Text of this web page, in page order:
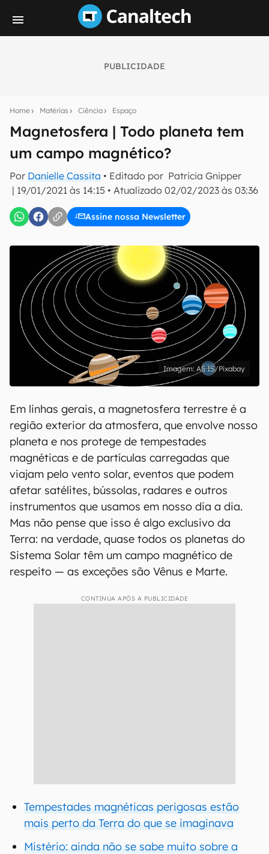
PUBLICIDADE
Home Matérias Ciência Espaço
Magnetosfera | Todo planeta tem
um campo magnético?
Por Danielle Cassita • Editado por Patricia Gnipper
| 19/01/2021 às 14:15 • Atualizado 02/02/2023 às 03:36
Assine nossa Newsletter
notícias e reviews sobre tecnologia em primeira
E-mail
Uso e Política de Privacidade do Canaltech.
AS IS/Pixabay
Em linhas gerais, a magnetosfera terrestre é a
região exterior da atmosfera, que envolve nosso
planeta e nos protege de tempestades
magnéticas e de partículas carregadas que
viajam pelo vento solar, eventos que podem
afetar satélites, bússolas, radares e outros
instrumentos que usamos em nosso dia a dia.
Mas não pense que isso é algo exclusivo da
Terra: na verdade, quase todos os planetas do
Sistema Solar têm um campo magnético de
respeito — as exceções são Vênus e Marte.
CONTINUA APÓS A PUBLICIDADE
Tempestades magnéticas perigosas estão
mais perto da Terra do que se imaginava
Mistério: ainda não se sabe muito sobre a